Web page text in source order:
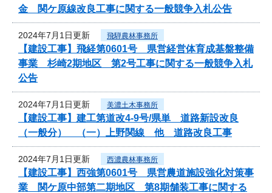
金 関ケ原線改良工事に関する一般競争入札公告
2024年7月1日更新 飛騨農林事務所
【建設工事】飛経第0601号 県営経営体育成基盤整備
事業 杉崎2期地区 第2号工事に関する一般競争入札
公告
2024年7月1日更新 美濃土木事務所
【建設工事】建工第道改4-9号/県単 道路新設改良
（一般分） （一）上野関線 他 道路改良工事
2024年7月1日更新 西濃農林事務所
【建設工事】西強第0601号 県営農道施設強化対策事
業 関ケ原中部第二期地区 第8期舗装工事に関する